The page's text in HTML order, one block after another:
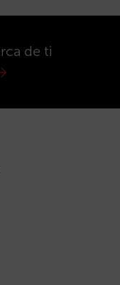
de ti